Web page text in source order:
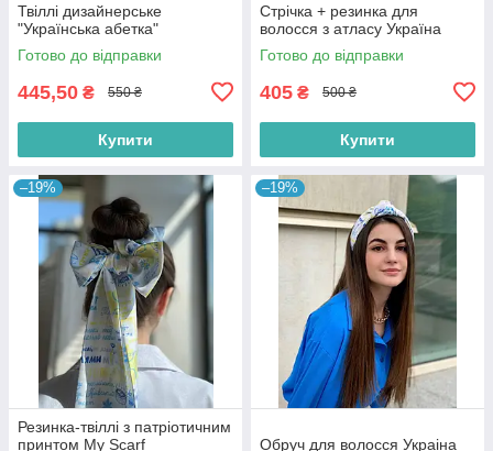
Твіллі дизайнерське
"Українська абетка"
Готово до відправки
445,50 ₴ 550 ₴
Купити
Стрічка + резинка для
волосся з атласу Україна
Готово до відправки
405 ₴ 500 ₴
Купити
–19%
Резинка-твіллі з патріотичним
принтом My Scarf
–19%
Обруч для волосся Украіна